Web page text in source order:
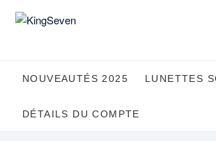
NOUVEAUTÉS 2025 LUNETTES
DÉTAILS DU COMPTE